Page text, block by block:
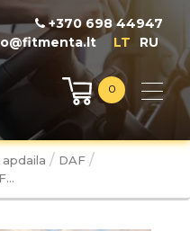
+370 698 44947
LT RU
0
apdaila / DAF /